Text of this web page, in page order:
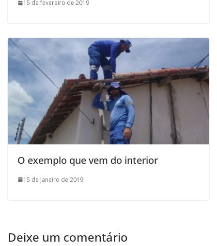
15 de fevereiro de 2019
O exemplo que vem do interior
15 de janeiro de 2019
Deixe um comentário